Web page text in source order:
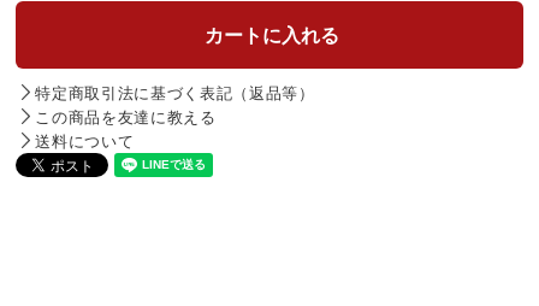
特定商取引法に基づく表記（返品等）
この商品を友達に教える
送料について